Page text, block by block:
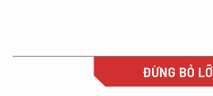
ĐỪNG BỎ LỠ